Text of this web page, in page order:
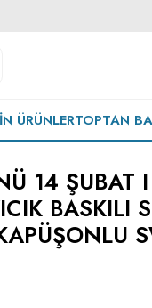
ÜRÜNLERTOPTAN
14 ŞUBAT
BASKILI